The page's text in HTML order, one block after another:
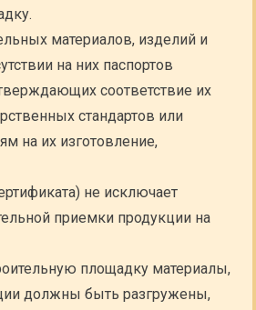
материалов, изделий и
на них паспортов
соответствие их
стандартов или
на их изготовление,
не исключает
приемки продукции на
площадку материалы,
должны быть разгружены,